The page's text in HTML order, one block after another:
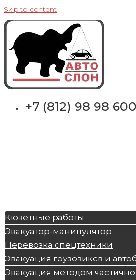
Skip to content
+7 (812) 98 98 600
Кюветные работы
Эвакуатор-манипулятор
Перевозка спецтехники
Эвакуация грузовиков и
Эвакуация методом